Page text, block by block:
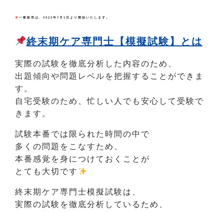
※ 一般販売は、2022年7月1日より開始いたします。
終末期ケア専門士【模擬試験】とは
実際の試験を徹底分析した内容のため、
出題傾向や問題レベルを把握することができま
す。
自宅受験のため、忙しい人でも安心して受験で
きます。
試験本番では限られた時間の中で
多くの問題をこなすため、
本番感覚を身につけておくことが
とても大切です
終末期ケア専門士模擬試験は、
実際の試験を徹底分析しているため、